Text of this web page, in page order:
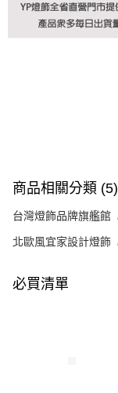
商品相關分類 (5)
台灣燈飾品牌旗艦館
北歐風宜家設計燈飾
必買清單